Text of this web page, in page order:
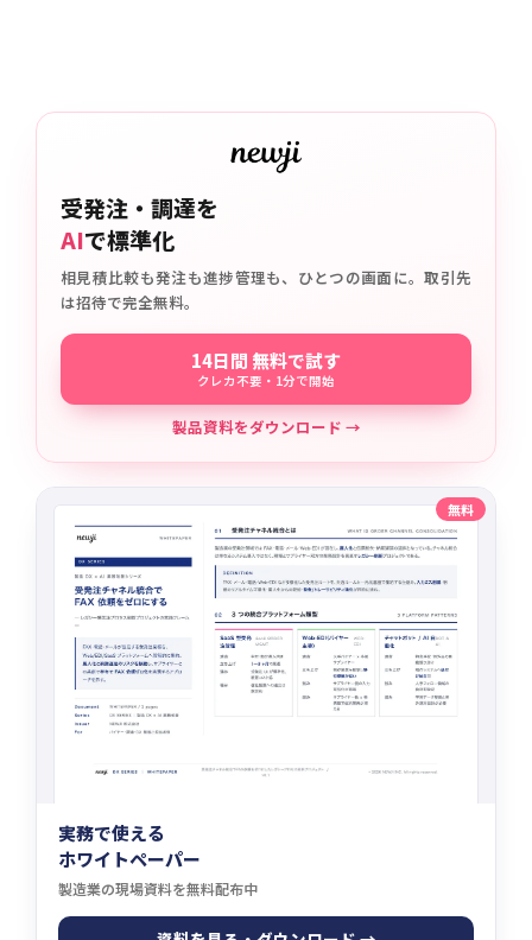
受発注・調達を
AIで標準化
相見積比較も発注も進捗管理も、ひとつの画面に。取引先
は招待で完全無料。
14日間 無料で試す
クレカ不要・1分で開始
製品資料をダウンロード →
無料
実務で使える
ホワイトペーパー
製造業の現場資料を無料配布中